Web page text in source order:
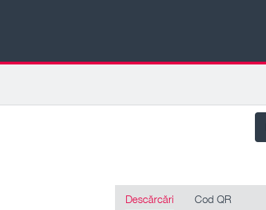
Descărcări Cod QR